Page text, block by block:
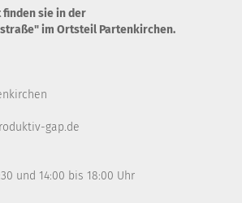
finden sie in der
im Ortsteil Partenkirchen.
gap.de
und 14:00 bis 18:00 Uhr